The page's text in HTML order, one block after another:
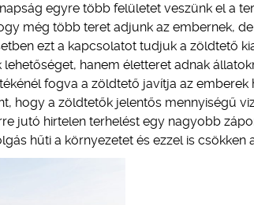
egyre több felületet veszünk el a
még több teret adjunk az embernek,
ezt a kapcsolatot tudjuk a zöldtető
hanem életteret adnak
fogva a zöldtető javítja az
hogy a zöldtetők jelentős mennyiségű
jutó hirtelen terhelést egy nagyobb
hűti a környezetet és ezzel is